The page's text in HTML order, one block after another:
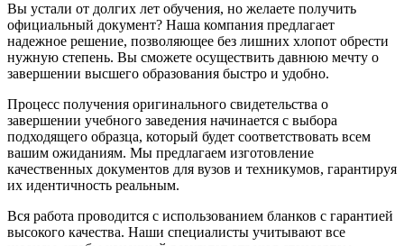
Вы устали от долгих лет обучения, но желаете получить
официальный документ? Наша компания предлагает
надежное решение, позволяющее без лишних хлопот обрести
нужную степень. Вы сможете осуществить давнюю мечту о
завершении высшего образования быстро и удобно.
Процесс получения оригинального свидетельства о
завершении учебного заведения начинается с выбора
подходящего образца, который будет соответствовать всем
вашим ожиданиям. Мы предлагаем изготовление
качественных документов для вузов и техникумов, гарантируя
их идентичность реальным.
Вся работа проводится с использованием бланков с гарантией
высокого качества. Наши специалисты учитывают все